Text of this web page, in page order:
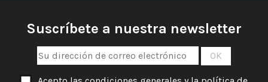
Suscríbete a nuestra newsletter